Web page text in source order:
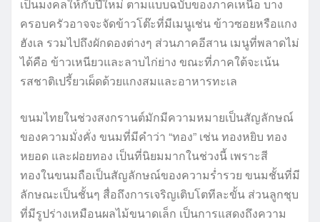
เป็นมงคลให้กับปีใหม่ ตามแบบฉบับของภาคเหนือ บาง
ครอบครัวอาจจะจัดข้าวโต๊ะที่มีเมนูเช่น ข้าวซอยหรือแกง
ฮังเล รวมไปถึงผักดองต่างๆ ส่วนภาคอีสาน เมนูที่พลาดไม่
ได้คือ ข้าวเหนียวและลาบไก่ย่าง ขณะที่ภาคใต้จะเน้น
รสชาติเปรี้ยวเผ็ดด้วยแกงสมและอาหารทะเล
ขนมไทยในช่วงสงกรานต์มักมีความหมายเป็นสัญลักษณ์
ของความมั่งคั่ง ขนมที่มีคำว่า “ทอง” เช่น ทองหยิบ ทอง
หยอด และฝอยทอง เป็นที่นิยมมากในช่วงนี้ เพราะสี
ทองในขนมถือเป็นสัญลักษณ์ของความร่ำรวย ขนมชั้นที่มี
ลักษณะเป็นชั้นๆ สื่อถึงการเจริญเติบโตทีละขั้น ส่วนลูกชุบ
ที่มีรูปร่างเหมือนผลไม้ขนาดเล็ก เป็นการแสดงถึงความ